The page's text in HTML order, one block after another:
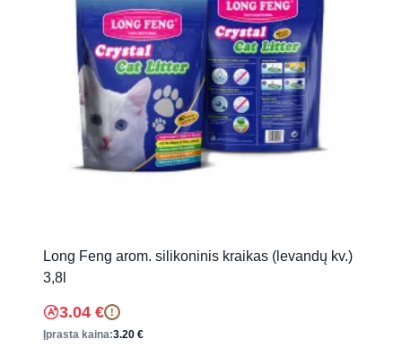
Long Feng arom. silikoninis kraikas (levandų kv.)
3,8l
3.04 € !
Įprasta kaina:3.20 €